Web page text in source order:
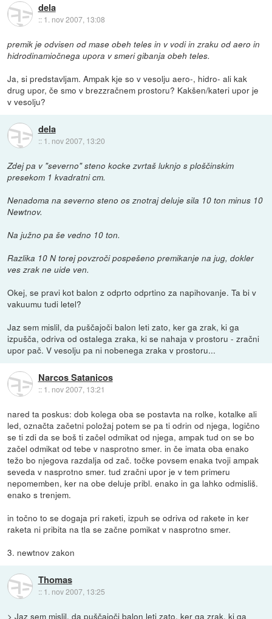
dela
:: 1. nov 2007, 13:08
premik je odvisen od mase obeh teles in v vodi in zraku od aero in
hidrodinamiočnega upora v smeri gibanja obeh teles.
Ja, si predstavljam. Ampak kje so v vesolju aero-, hidro- ali kak
drug upor, če smo v brezzračnem prostoru? Kakšen/kateri upor je
v vesolju?
dela
:: 1. nov 2007, 13:20
Zdej pa v "severno" steno kocke zvrtaš luknjo s ploščinskim
presekom 1 kvadratni cm.
Nenadoma na severno steno os znotraj deluje sila 10 ton minus 10
Newtnov.
Na južno pa še vedno 10 ton.
Razlika 10 N torej povzroči pospešeno premikanje na jug, dokler
ves zrak ne uide ven.
Okej, se pravi kot balon z odprto odprtino za napihovanje. Ta bi v
vakuumu tudi letel?
Jaz sem mislil, da puščajoči balon leti zato, ker ga zrak, ki ga
izpušča, odriva od ostalega zraka, ki se nahaja v prostoru - zračni
upor pač. V vesolju pa ni nobenega zraka v prostoru...
Narcos Satanicos
:: 1. nov 2007, 13:21
nared ta poskus: dob kolega oba se postavta na rolke, kotalke ali
led, označta začetni položaj potem se pa ti odrin od njega, logično
se ti zdi da se boš ti začel odmikat od njega, ampak tud on se bo
začel odmikat od tebe v nasprotno smer. in če imata oba enako
težo bo njegova razdalja od zač. točke povsem enaka tvoji ampak
seveda v nasprotno smer. tud zračni upor je v tem primeru
nepomemben, ker na obe deluje pribl. enako in ga lahko odmisliš.
enako s trenjem.
in točno to se dogaja pri raketi, izpuh se odriva od rakete in ker
raketa ni pribita na tla se začne pomikat v nasprotno smer.
3. newtnov zakon
Thomas
:: 1. nov 2007, 13:25
> Jaz sem mislil, da puščajoči balon leti zato, ker ga zrak, ki ga